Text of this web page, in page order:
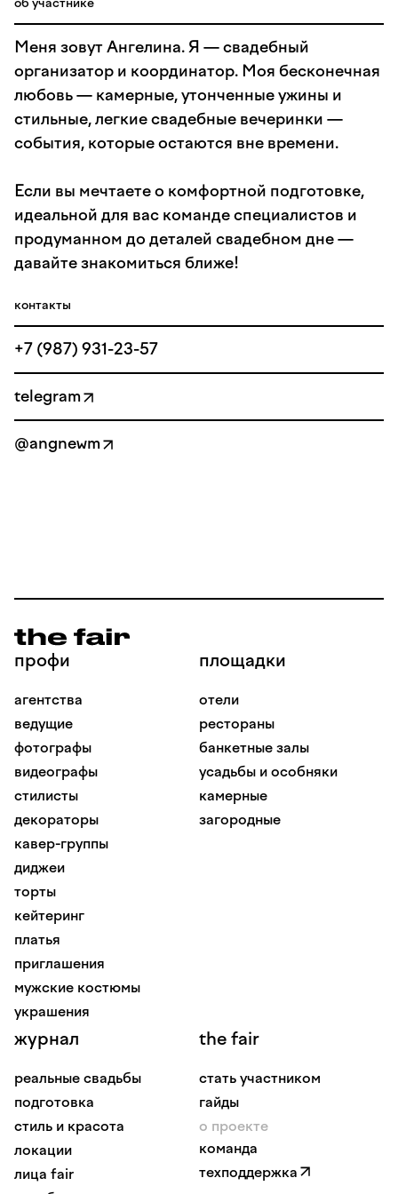
об участнике
Меня зовут Ангелина. Я — свадебный
организатор и координатор. Моя бесконечная
любовь — камерные, утонченные ужины и
стильные, легкие свадебные вечеринки —
события, которые остаются вне времени.
Если вы мечтаете о комфортной подготовке,
идеальной для вас команде специалистов и
продуманном до деталей свадебном дне —
давайте знакомиться ближе!
контакты
+7 (987) 931-23-57
telegram
@angnewm
профи
агентства
ведущие
фотографы
видеографы
стилисты
декораторы
кавер-группы
диджеи
торты
кейтеринг
платья
приглашения
мужские костюмы
украшения
площадки
отели
рестораны
банкетные залы
усадьбы и особняки
камерные
загородные
журнал
реальные свадьбы
подготовка
стиль и красота
локации
лица fair
the fair
стать участником
гайды
о проекте
команда
техподдержка